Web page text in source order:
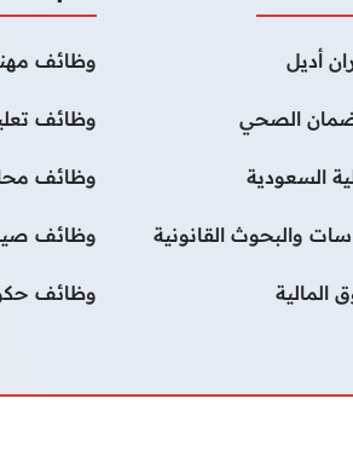
أديل
الصحي
السعودية
والبحوث القانونية
المالية
وظائف
وظائف
وظائف
وظائف
وظائف